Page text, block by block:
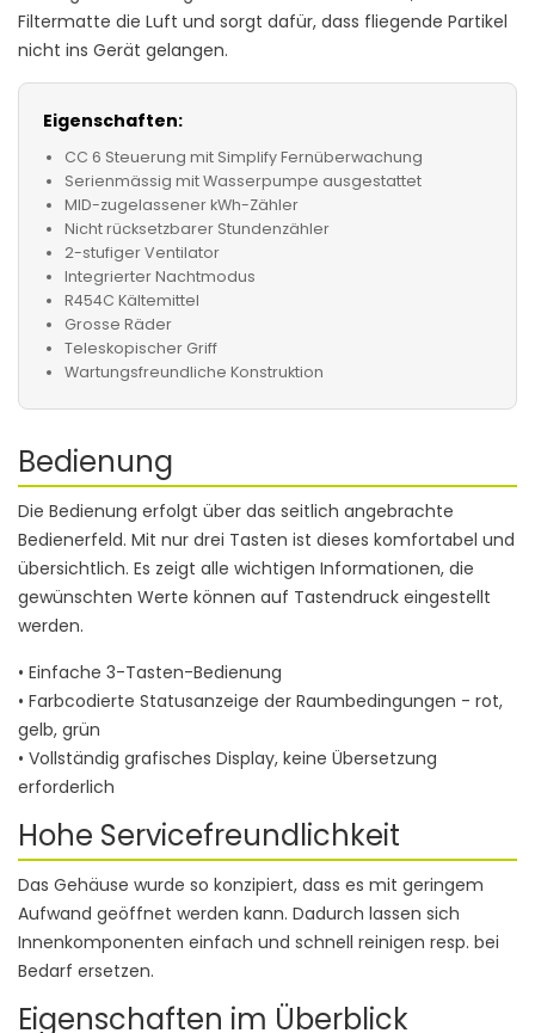
Filtermatte die Luft und sorgt dafür, dass fliegende Partikel
nicht ins Gerät gelangen.
Eigenschaften:
CC 6 Steuerung mit Simplify Fernüberwachung
Serienmässig mit Wasserpumpe ausgestattet
MID-zugelassener kWh-Zähler
Nicht rücksetzbarer Stundenzähler
2-stufiger Ventilator
Integrierter Nachtmodus
R454C Kältemittel
Grosse Räder
Teleskopischer Griff
Wartungsfreundliche Konstruktion
Bedienung
Die Bedienung erfolgt über das seitlich angebrachte
Bedienerfeld. Mit nur drei Tasten ist dieses komfortabel und
übersichtlich. Es zeigt alle wichtigen Informationen, die
gewünschten Werte können auf Tastendruck eingestellt
werden.
• Einfache 3-Tasten-Bedienung
• Farbcodierte Statusanzeige der Raumbedingungen - rot,
gelb, grün
• Vollständig grafisches Display, keine Übersetzung
erforderlich
Hohe Servicefreundlichkeit
Das Gehäuse wurde so konzipiert, dass es mit geringem
Aufwand geöffnet werden kann. Dadurch lassen sich
Innenkomponenten einfach und schnell reinigen resp. bei
Bedarf ersetzen.
Eigenschaften im Überblick